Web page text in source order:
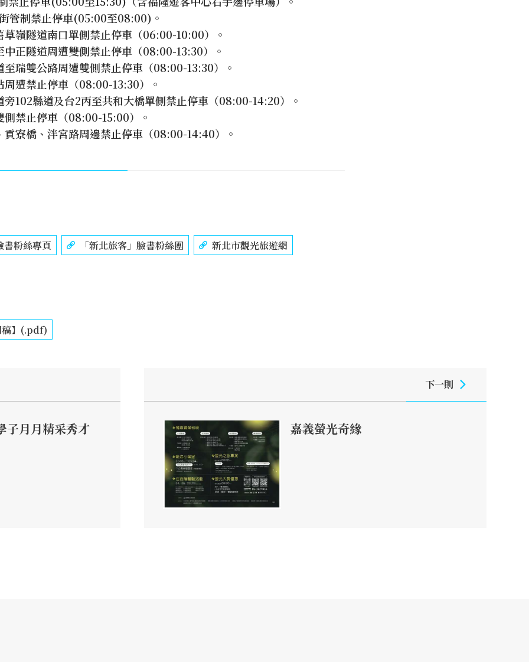
管制禁止停車(05:00至08:00)。
嶺隧道南口單側禁止停車（06:00-10:00）。
正隧道周遭雙側禁止停車（08:00-13:30）。
瑞雙公路周遭雙側禁止停車（08:00-13:30）。
遭禁止停車（08:00-13:30）。
102縣道及台2丙至共和大橋單側禁止停車（08:00-14:20）。
禁止停車（08:00-15:00）。
寮橋、泮宮路周邊禁止停車（08:00-14:40）。
書粉絲專頁 「新北旅客」臉書粉絲團 新北市觀光旅遊網
稿】(.pdf)
子月月精采秀才
下一則
嘉義螢光奇緣